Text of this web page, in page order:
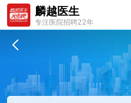
麟越医生
专注医院招聘22年